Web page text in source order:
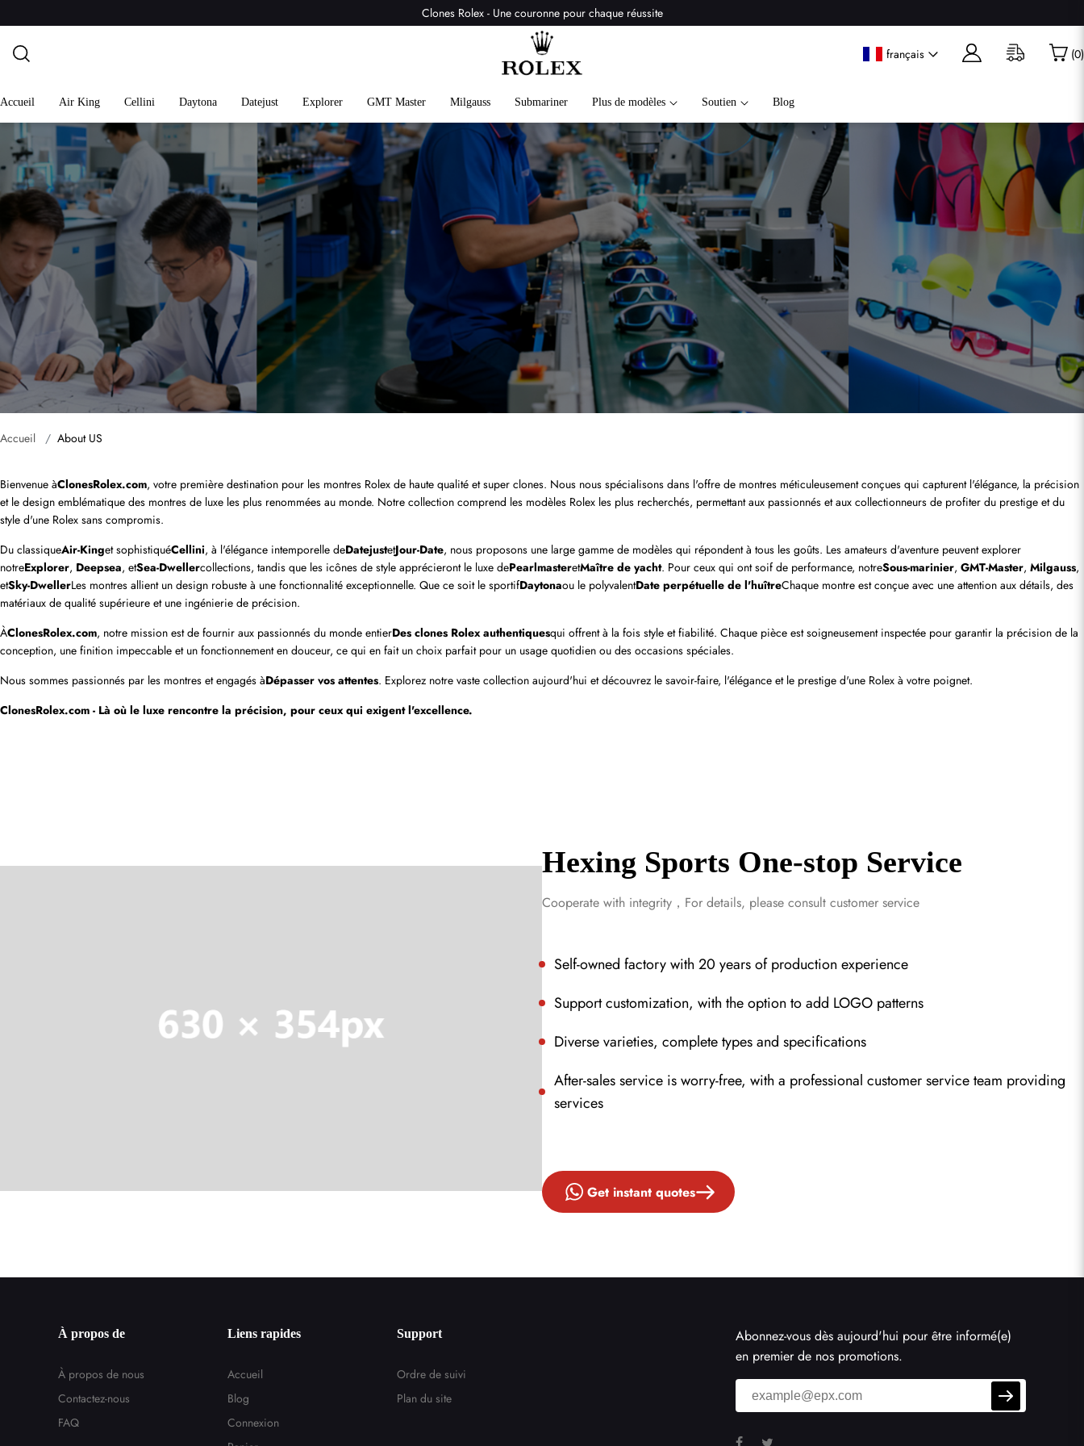
Clones Rolex - Une couronne pour chaque réussite
français (0)
Accueil Air King Cellini Daytona Datejust Explorer GMT Master Milgauss Submariner Plus de modèles Soutien Blog
Accueil About US
Bienvenue àClonesRolex.com, votre première destination pour les montres Rolex de haute qualité et super clones. Nous nous spécialisons dans l'offre de montres méticuleusement conçues qui capturent l'élégance, la précision
et le design emblématique des montres de luxe les plus renommées au monde. Notre collection comprend les modèles Rolex les plus recherchés, permettant aux passionnés et aux collectionneurs de profiter du prestige et du
style d'une Rolex sans compromis.
Du classiqueAir-Kinget sophistiquéCellini, à l'élégance intemporelle deDatejustetJour-Date, nous proposons une large gamme de modèles qui répondent à tous les goûts. Les amateurs d'aventure peuvent explorer
notreExplorer, Deepsea, etSea-Dwellercollections, tandis que les icônes de style apprécieront le luxe dePearlmasteretMaître de yacht. Pour ceux qui ont soif de performance, notreSous-marinier, GMT-Master, Milgauss,
etSky-DwellerLes montres allient un design robuste à une fonctionnalité exceptionnelle. Que ce soit le sportifDaytonaou le polyvalentDate perpétuelle de l'huîtreChaque montre est conçue avec une attention aux détails, des
matériaux de qualité supérieure et une ingénierie de précision.
ÀClonesRolex.com, notre mission est de fournir aux passionnés du monde entierDes clones Rolex authentiquesqui offrent à la fois style et fiabilité. Chaque pièce est soigneusement inspectée pour garantir la précision de la
conception, une finition impeccable et un fonctionnement en douceur, ce qui en fait un choix parfait pour un usage quotidien ou des occasions spéciales.
Nous sommes passionnés par les montres et engagés àDépasser vos attentes. Explorez notre vaste collection aujourd'hui et découvrez le savoir-faire, l'élégance et le prestige d'une Rolex à votre poignet.
ClonesRolex.com - Là où le luxe rencontre la précision, pour ceux qui exigent l'excellence.
Hexing Sports One-stop Service
Cooperate with integrity，For details, please consult customer service
Self-owned factory with 20 years of production experience
Support customization, with the option to add LOGO patterns
Diverse varieties, complete types and specifications
After-sales service is worry-free, with a professional customer service team providing
services
Get instant quotes
À propos de
À propos de nous
Contactez-nous
FAQ
Liens rapides
Accueil
Blog
Connexion
Support
Ordre de suivi
Plan du site
Abonnez-vous dès aujourd'hui pour être informé(e)
en premier de nos promotions.
Téléphone
Envoyer